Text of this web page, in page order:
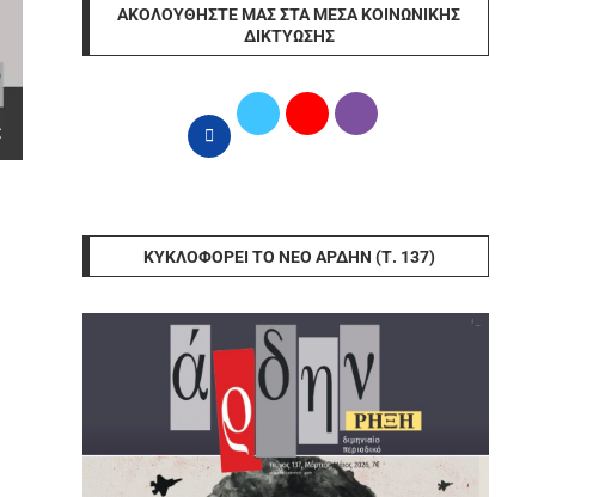
ΑΚΟΛΟΥΘΉΣΤΕ ΜΑΣ ΣΤΑ ΜΈΣΑ ΚΟΙΝΩΝΙΚΉΣ
ΔΙΚΤΎΩΣΗΣ
ΚΥΚΛΟΦΟΡΕΊ ΤΟ ΝΈΟ ΆΡΔΗΝ (Τ. 137)